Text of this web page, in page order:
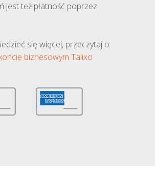
jest też płatność poprzez
się więcej, przeczytaj o
biznesowym Talixo